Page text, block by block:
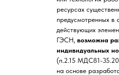
ресурсах
предусмотренных в
действующих
ГЭСН, возможна
индивидуальных
(п.2.15 МДС81-
на основе